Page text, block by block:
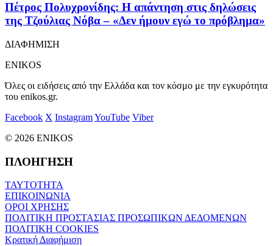
Πέτρος Πολυχρονίδης: Η απάντηση στις δηλώσεις
της Τζούλιας Νόβα – «Δεν ήμουν εγώ το πρόβλημα»
ΔΙΑΦΗΜΙΣΗ
ENIKOS
Όλες οι ειδήσεις από την Ελλάδα και τον κόσμο με την εγκυρότητα
του enikos.gr.
Facebook X InstagramYouTube Viber
© 2026 ENIKOS
ΠΛΟΗΓΗΣΗ
ΤΑΥΤΟΤΗΤΑ
ΕΠΙΚΟΙΝΩΝΙΑ
ΟΡΟΙ ΧΡΗΣΗΣ
ΠΟΛΙΤΙΚΗ ΠΡΟΣΤΑΣΙΑΣ ΠΡΟΣΩΠΙΚΩΝ ΔΕΔΟΜΕΝΩΝ
ΠΟΛΙΤΙΚΗ COOKIES
Κρατική Διαφήμιση